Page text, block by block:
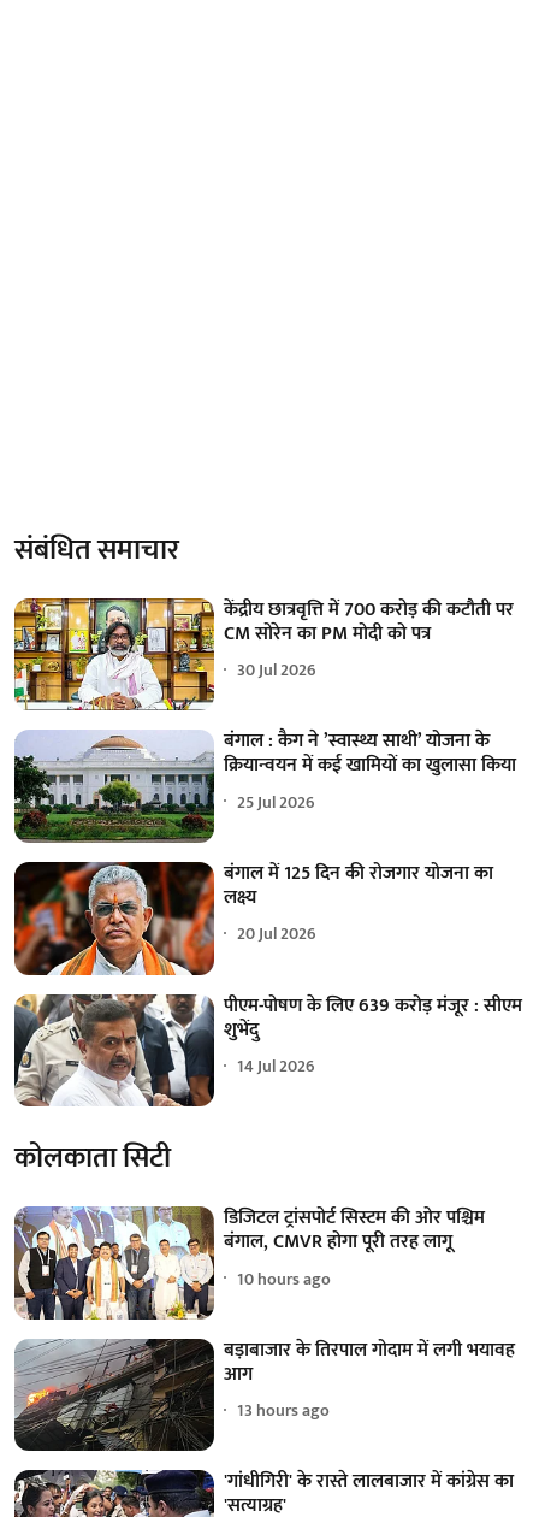
संबंधित समाचार
केंद्रीय छात्रवृत्ति में 700 करोड़ की कटौती पर
CM सोरेन का PM मोदी को पत्र
30 Jul 2026
बंगाल : कैग ने ’स्वास्थ्य साथी’ योजना के
क्रियान्वयन में कई खामियों का खुलासा किया
25 Jul 2026
बंगाल में 125 दिन की रोजगार योजना का
लक्ष्य
20 Jul 2026
पीएम-पोषण के लिए 639 करोड़ मंजूर : सीएम
शुभेंदु
14 Jul 2026
कोलकाता सिटी
डिजिटल ट्रांसपोर्ट सिस्टम की ओर पश्चिम
बंगाल, CMVR होगा पूरी तरह लागू
10 hours ago
बड़ाबाजार के तिरपाल गोदाम में लगी भयावह
आग
13 hours ago
'गांधीगिरी' के रास्ते लालबाजार में कांग्रेस का
'सत्याग्रह'